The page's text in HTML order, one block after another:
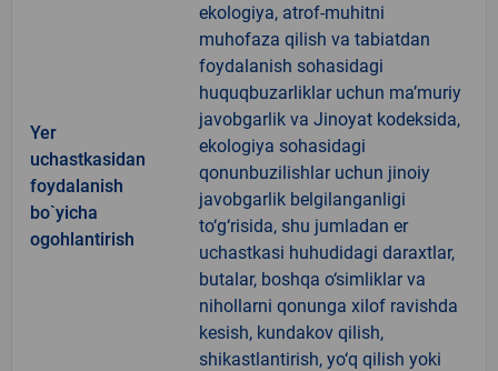
Yer
uchastkasidan
foydalanish
bo`yicha
ogohlantirish
ekologiya, atrof-muhitni
muhofaza qilish va tabiatdan
foydalanish sohasidagi
huquqbuzarliklar uchun ma’muriy
javobgarlik va Jinoyat kodeksida,
ekologiya sohasidagi
qonunbuzilishlar uchun jinoiy
javobgarlik belgilanganligi
to‘g‘risida, shu jumladan er
uchastkasi huhudidagi daraxtlar,
butalar, boshqa o‘simliklar va
nihollarni qonunga xilof ravishda
kesish, kundakov qilish,
shikastlantirish, yo‘q qilish yoki